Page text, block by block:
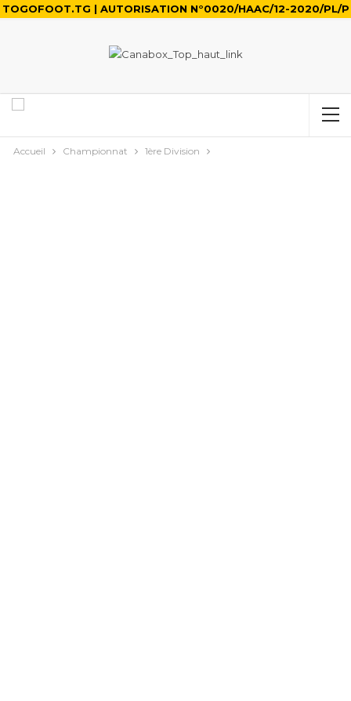
TOGOFOOT.TG | AUTORISATION N°0020/HAAC/12-2020/PL/P
Accueil Championnat 1ère Division